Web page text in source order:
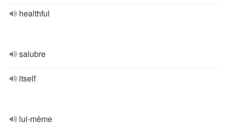
healthful
salubre
itself
lui-même